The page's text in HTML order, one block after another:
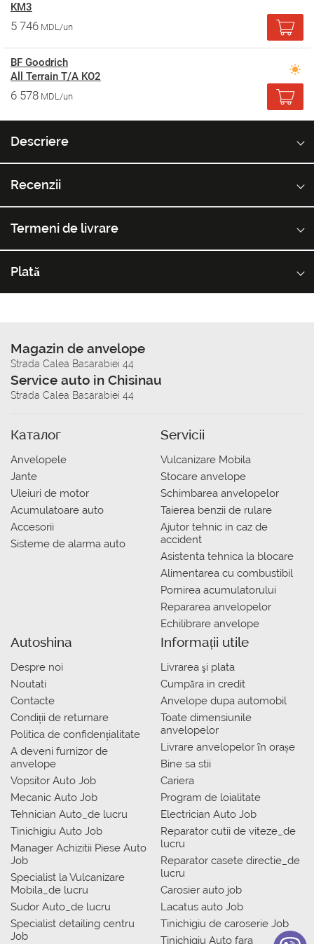
KM3
5 746 MDL/un
BF Goodrich
All Terrain T/A KO2
6 578 MDL/un
Descriere
Recenzii
Termeni de livrare
Plată
Magazin de anvelope
Strada Calea Basarabiei 44
Service auto in Chisinau
Strada Calea Basarabiei 44
Каталог
Anvelopele
Jante
Uleiuri de motor
Acumulatoare auto
Accesorii
Sisteme de alarma auto
Servicii
Vulcanizare Mobila
Stocare anvelope
Schimbarea anvelopelor
Taierea benzii de rulare
Ajutor tehnic in caz de
accident
Asistenta tehnica la blocare
Alimentarea cu combustibil
Pornirea acumulatorului
Repararea anvelopelor
Echilibrare anvelope
Autoshina
Despre noi
Noutati
Contacte
Condiții de returnare
Politica de confidențialitate
A deveni furnizor de
anvelope
Vopsitor Auto Job
Mecanic Auto Job
Tehnician Auto_de lucru
Tinichigiu Auto Job
Manager Achizitii Piese Auto
Job
Specialist la Vulcanizare
Mobila_de lucru
Sudor Auto_de lucru
Specialist detailing centru
Job
Informații utile
Livrarea şi plata
Сumpăra in credit
Anvelope dupa automobil
Toate dimensiunile
anvelopelor
Livrare anvelopelor în orașe
Bine sa stii
Cariera
Program de loialitate
Electrician Auto Job
Reparator cutii de viteze_de
lucru
Reparator casete directie_de
lucru
Carosier auto job
Lacatus auto Job
Tinichigiu de caroserie Job
Tinichigiu Auto fara